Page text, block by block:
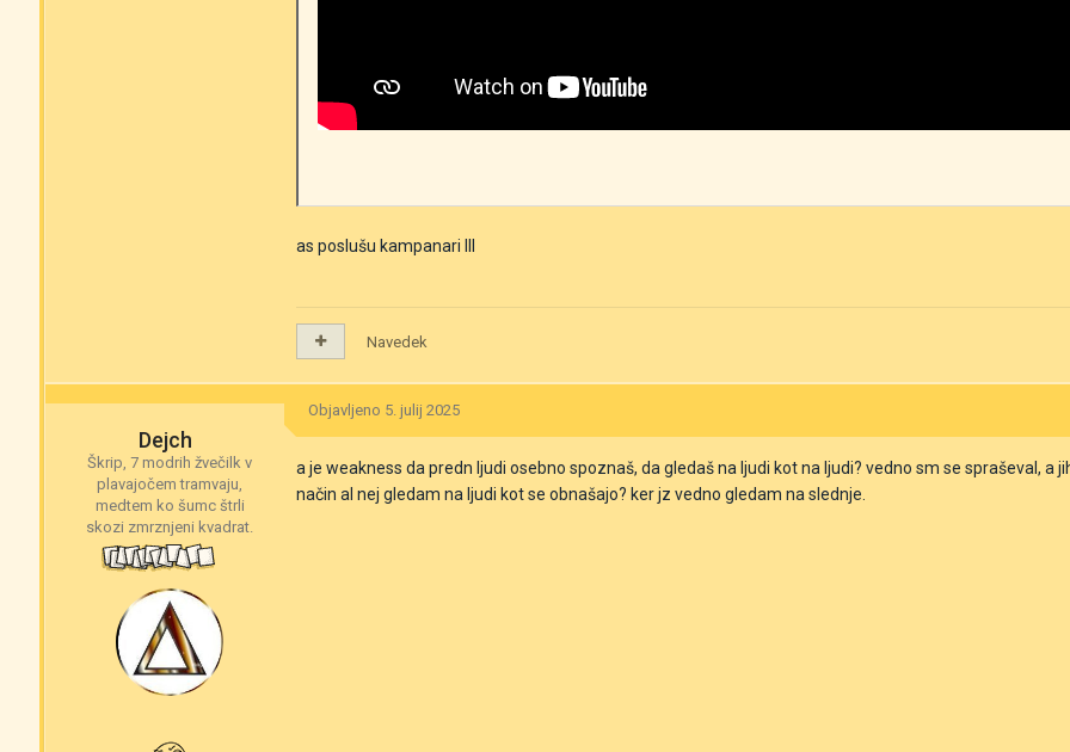
as poslušu kampanari III
Navedek
Dejch
Škrip, 7 modrih žvečilk v
plavajočem tramvaju,
medtem ko šumc štrli
skozi zmrznjeni kvadrat.
Objavljeno 5. julij 2025
a je weakness da predn ljudi osebno spoznaš, da gledaš na ljudi kot na ljudi? vedno sm se spraševal,
način al nej gledam na ljudi kot se obnašajo? ker jz vedno gledam na slednje.